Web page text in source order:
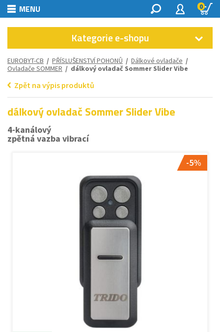
MENU 0
Kategorie e-shopu
EUROBYT-CB / PŘÍSLUŠENSTVÍ POHONŮ / Dálkové ovladače /
Ovladače SOMMER / dálkový ovladač Sommer Slider Vibe
Zpět na výpis produktů
dálkový ovladač Sommer Slider Vibe
4-kanálový
zpětná vazba vibrací
-5%